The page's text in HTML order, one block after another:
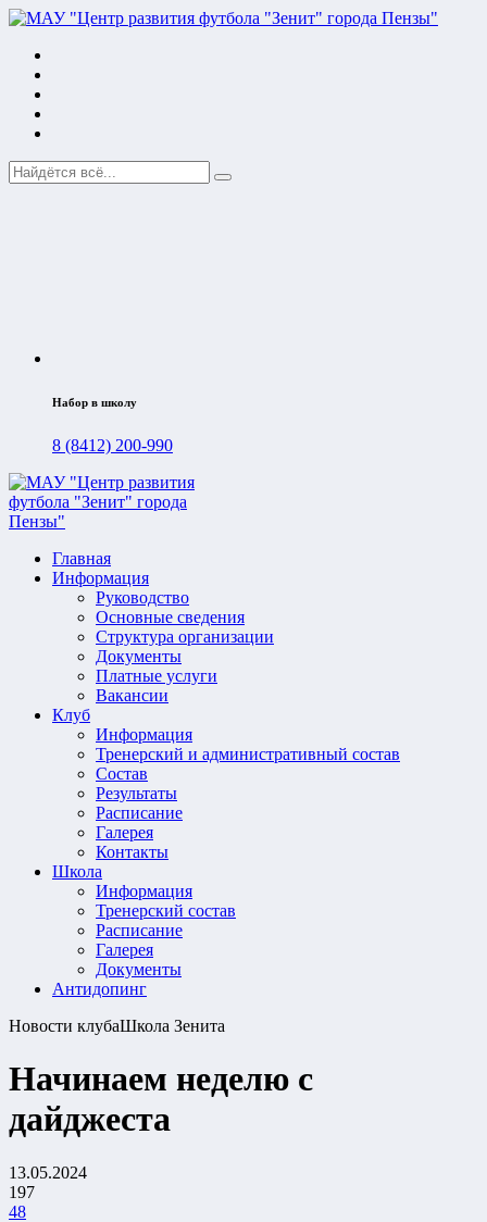
Набор в школу
8 (8412) 200-990
Главная
Информация
Руководство
Основные сведения
Структура организации
Документы
Платные услуги
Вакансии
Клуб
Информация
Тренерский и административный состав
Состав
Результаты
Расписание
Галерея
Контакты
Школа
Информация
Тренерский состав
Расписание
Галерея
Документы
Антидопинг
Новости клубаШкола Зенита
Начинаем неделю с
дайджеста
13.05.2024
197
48